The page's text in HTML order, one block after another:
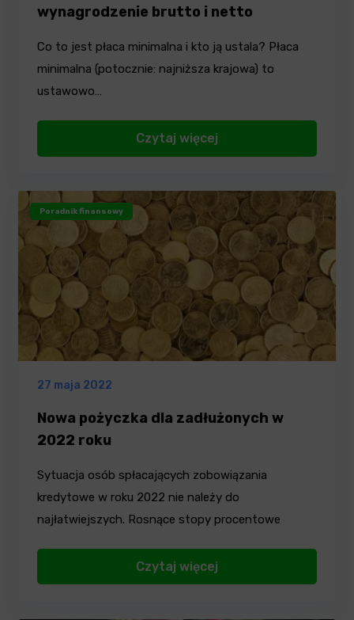
wynagrodzenie brutto i netto
Co to jest płaca minimalna i kto ją ustala? Płaca
minimalna (potocznie: najniższa krajowa) to
ustawowo…
Czytaj więcej
Poradnik finansowy
27 maja 2022
Nowa pożyczka dla zadłużonych w
2022 roku
Sytuacja osób spłacających zobowiązania
kredytowe w roku 2022 nie należy do
najłatwiejszych. Rosnące stopy procentowe
Czytaj więcej